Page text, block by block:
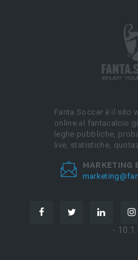
Fanta.Soccer è il sito
online al fantacalcio
leghe pubbliche,
live, statistiche,
MARKETING
-